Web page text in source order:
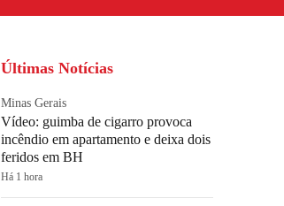
Últimas Notícias
Minas Gerais
Vídeo: guimba de cigarro provoca
incêndio em apartamento e deixa dois
feridos em BH
Há 1 hora